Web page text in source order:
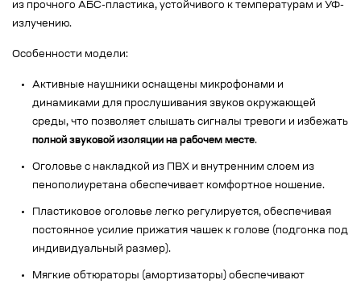
из прочного АБС-пластика, устойчивого к температурам и УФ-
излучению.
Особенности модели:
Активные наушники оснащены микрофонами и
динамиками для прослушивания звуков окружающей
среды, что позволяет слышать сигналы тревоги и избежать
полной звуковой изоляции на рабочем месте.
Оголовье с накладкой из ПВХ и внутренним слоем из
пенополиуретана обеспечивает комфортное ношение.
Пластиковое оголовье легко регулируется, обеспечивая
постоянное усилие прижатия чашек к голове (подгонка под
индивидуальный размер).
Мягкие обтюраторы (амортизаторы) обеспечивают